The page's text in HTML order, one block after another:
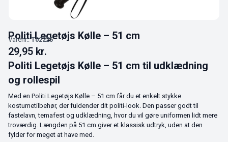
Politi Legetøjs Kølle – 51 cm
Varenr.:T02225
29,95 kr.
Politi Legetøjs Kølle – 51 cm til udklædning
og rollespil
Med en Politi Legetøjs Kølle – 51 cm får du et enkelt stykke
kostumetilbehør, der fuldender dit politi-look. Den passer godt til
fastelavn, temafest og udklædning, hvor du vil gøre uniformen lidt mere
troværdig. Længden på 51 cm giver et klassisk udtryk, uden at den
fylder for meget at have med.